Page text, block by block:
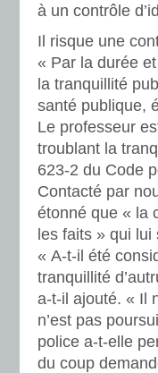
à un contrôle
Il risque une
« Par la durée
la tranquillité
santé publique,
Le professeur
troublant la
623-2 du Code
Contacté par
étonné que « la
les faits » qui
« A-t-il été
tranquillité
a-t-il ajouté. « Il
n’est pas
police a-t-elle
du coup